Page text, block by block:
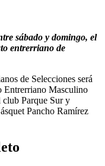
sábado y domingo, el
entrerriano de
de Selecciones será
Entrerriano Masculino
Parque Sur y
Pancho Ramírez